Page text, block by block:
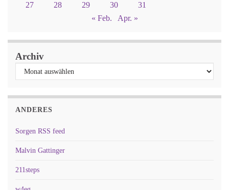
27
28 29 30
31
« Feb.
Apr. »
Archiv
ANDERES
Sorgen RSS feed
Malvin Gattinger
211steps